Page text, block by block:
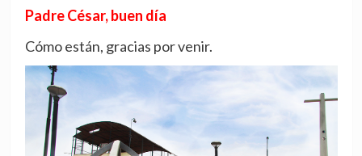
Padre César, buen día
Cómo están, gracias por venir.